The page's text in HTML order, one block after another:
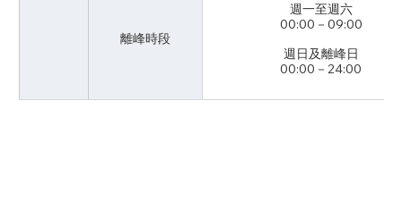
離峰時段
週一至週六
00:00－09:00
週日及離峰日
00:00－24:00